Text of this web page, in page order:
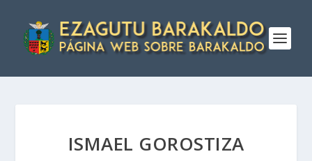
ISMAEL GOROSTIZA